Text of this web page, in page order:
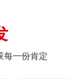
每一份肯定